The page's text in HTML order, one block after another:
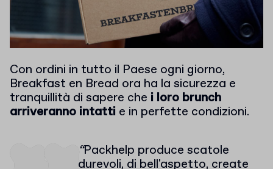
Con ordini in tutto il Paese ogni giorno,
Breakfast en Bread ora ha la sicurezza e
tranquillità di sapere che i loro brunch
arriveranno intatti e in perfette condizioni.
“Packhelp produce scatole
durevoli, di bell'aspetto, create